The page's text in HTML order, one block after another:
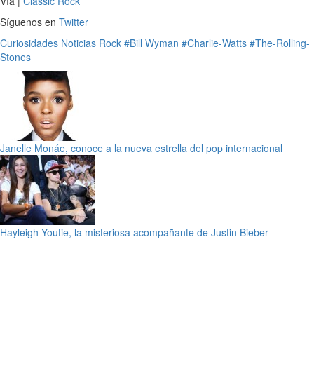
Síguenos en Twitter
Curiosidades Noticias Rock #Bill Wyman #Charlie-Watts #The-Rolling-
Stones
Janelle Monáe, conoce a la nueva estrella del pop internacional
Hayleigh Youtie, la misteriosa acompañante de Justin Bieber